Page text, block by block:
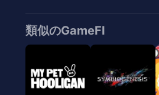
類似のGameFI